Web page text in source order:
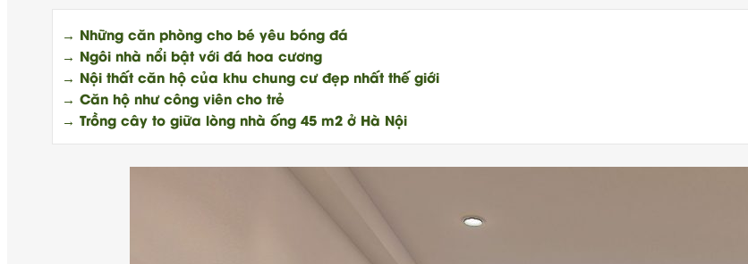
→ Những căn phòng cho bé yêu bóng đá
→ Ngôi nhà nổi bật với đá hoa cương
→ Nội thất căn hộ của khu chung cư đẹp nhất thế giới
→ Căn hộ như công viên cho trẻ
→ Trồng cây to giữa lòng nhà ống 45 m2 ở Hà Nội